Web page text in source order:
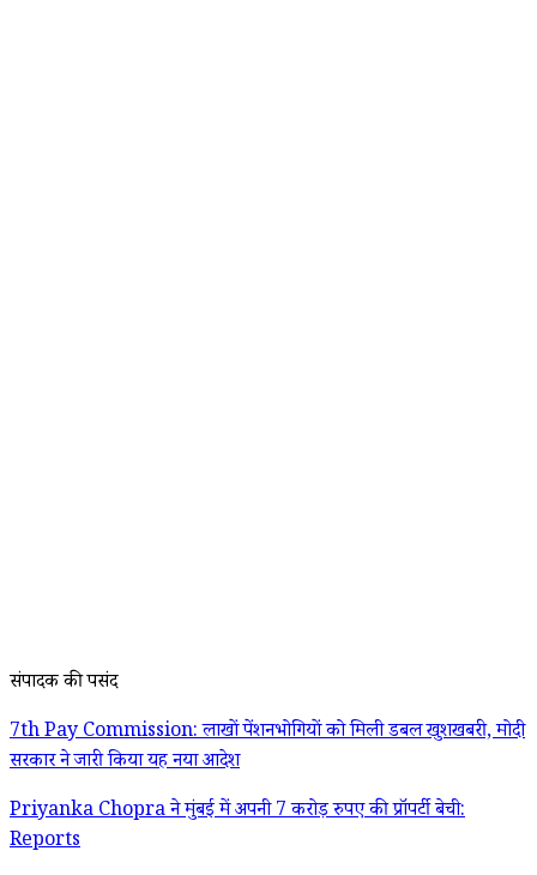
संपादक की पसंद
7th Pay Commission: लाखों पेंशनभोगियों को मिली डबल खुशखबरी, मोदी
सरकार ने जारी किया यह नया आदेश
Priyanka Chopra ने मुंबई में अपनी 7 करोड़ रुपए की प्रॉपर्टी बेची:
Reports